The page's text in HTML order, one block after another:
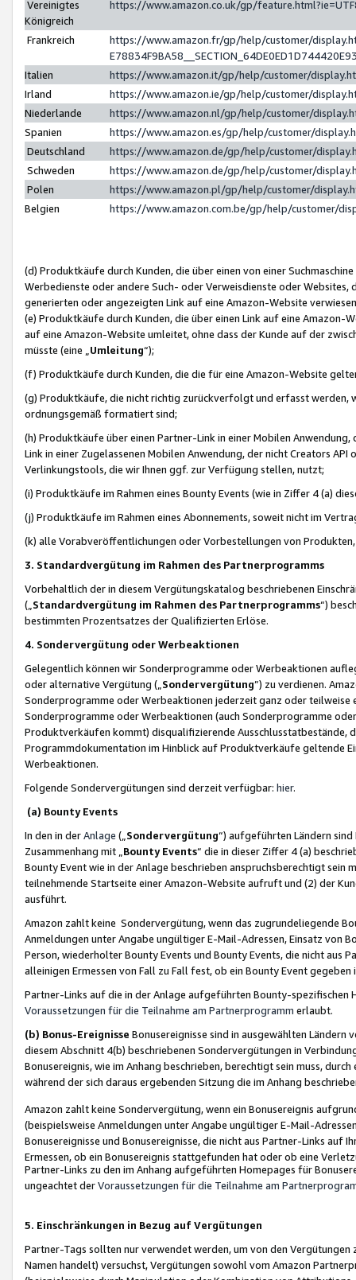
Vereinigtes
Königreich
https://www.amazon.co.uk/gp/
Frankreich
https://www.amazon.fr/gp/help/customer/
Italien
https://www.amazon.it/gp/help/customer/
Irland
https://www.amazon.ie/gp/help/customer/
Niederlande
https://www.amazon.nl/gp/help/customer/
Spanien
https://www.amazon.es/gp/help/customer/
Deutschland
https://www.amazon.de/gp/help/customer/
Schweden
https://www.amazon.de/gp/help/customer/
Polen
https://www.amazon.pl/gp/help/customer/
Belgien
https://www.amazon.com.be/gp/help/customer/
(d) Produktkäufe durch Kunden, die über einen von einer
Werbedienste oder andere Such- oder Verweisdienste oder Websites,
generierten oder angezeigten Link auf eine Amazon-Website
(e) Produktkäufe durch Kunden, die über einen Link auf eine
auf eine Amazon-Website umleitet, ohne dass der Kunde auf der
müsste (eine „ Umleitung“);
(f) Produktkäufe durch Kunden, die die für eine Amazon-Website
(g) Produktkäufe, die nicht richtig zurückverfolgt und erfasst werden,
ordnungsgemäß formatiert sind;
(h) Produktkäufe über einen Partner-Link in einer Mobilen
Link in einer Zugelassenen Mobilen Anwendung, der nicht Creators
Verlinkungstools, die wir Ihnen ggf. zur Verfügung stellen, nutzt;
(i) Produktkäufe im Rahmen eines Bounty Events (wie in Ziffer 4 (a)
(j) Produktkäufe im Rahmen eines Abonnements, soweit nicht im
(k) alle Vorabveröffentlichungen oder Vorbestellungen von
3. Standardvergütung im Rahmen des Partnerprogramms
Vorbehaltlich der in diesem Vergütungskatalog beschriebenen
(„ Standardvergütung im Rahmen des Partnerprogramms“)
bestimmten Prozentsatzes der Qualifizierten Erlöse.
4. Sondervergütung oder Werbeaktionen
Gelegentlich können wir Sonderprogramme oder Werbeaktionen
oder alternative Vergütung („ Sondervergütung”) zu verdienen.
Sonderprogramme oder Werbeaktionen jederzeit ganz oder
Sonderprogramme oder Werbeaktionen (auch Sonderprogramme
Produktverkäufen kommt) disqualifizierende Ausschlusstatbestände,
Programmdokumentation im Hinblick auf Produktverkäufe geltende
Werbeaktionen.
Folgende Sondervergütungen sind derzeit verfügbar: hier.
(a) Bounty Events
In den in derAnlage („ Sondervergütung“) aufgeführten Ländern
Zusammenhang mit „ Bounty Events“ die in dieser Ziffer 4 (a)
Bounty Event wie in der Anlage beschrieben anspruchsberechtigt sein
teilnehmende Startseite einer Amazon-Website aufruft und (2) der
ausführt.
Amazon zahlt keine Sondervergütung, wenn das zugrundeliegende
Anmeldungen unter Angabe ungültiger E-Mail-Adressen, Einsatz von
Person, wiederholter Bounty Events und Bounty Events, die nicht
alleinigen Ermessen von Fall zu Fall fest, ob ein Bounty Event
Partner-Links auf die in der Anlage aufgeführten Bounty-spezifischen
Voraussetzungen für die Teilnahme am Partnerprogramm erlaubt.
(b) Bonus-Ereignisse Bonusereignisse sind in ausgewählten Ländern
diesem Abschnitt 4(b) beschriebenen Sondervergütungen in
Bonusereignis, wie im Anhang beschrieben, berechtigt sein muss,
während der sich daraus ergebenden Sitzung die im Anhang
Amazon zahlt keine Sondervergütung, wenn ein Bonusereignis
(beispielsweise Anmeldungen unter Angabe ungültiger E-Mail-
Bonusereignisse und Bonusereignisse, die nicht aus Partner-Links auf
Ermessen, ob ein Bonusereignis stattgefunden hat oder ob eine
Partner-Links zu den im Anhang aufgeführten Homepages für
ungeachtet derVoraussetzungen für die Teilnahme am
5. Einschränkungen in Bezug auf Vergütungen
Partner-Tags sollten nur verwendet werden, um von den
Namen handelt) versuchst, Vergütungen sowohl vom Amazon